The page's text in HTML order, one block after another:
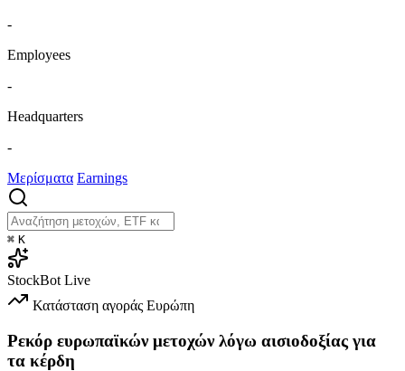
-
Employees
-
Headquarters
-
Μερίσματα Earnings
⌘ K
StockBot Live
Κατάσταση αγοράς Ευρώπη
Ρεκόρ ευρωπαϊκών μετοχών λόγω αισιοδοξίας για
τα κέρδη